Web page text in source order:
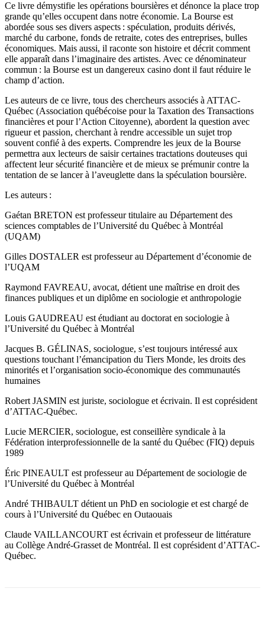
Ce livre démystifie les opérations boursières et dénonce la place trop
grande qu’elles occupent dans notre économie. La Bourse est
abordée sous ses divers aspects : spéculation, produits dérivés,
marché du carbone, fonds de retraite, cotes des entreprises, bulles
économiques. Mais aussi, il raconte son histoire et décrit comment
elle apparaît dans l’imaginaire des artistes. Avec ce dénominateur
commun : la Bourse est un dangereux casino dont il faut réduire le
champ d’action.
Les auteurs de ce livre, tous des chercheurs associés à ATTAC-
Québec (Association québécoise pour la Taxation des Transactions
financières et pour l’Action Citoyenne), abordent la question avec
rigueur et passion, cherchant à rendre accessible un sujet trop
souvent confié à des experts. Comprendre les jeux de la Bourse
permettra aux lecteurs de saisir certaines tractations douteuses qui
affectent leur sécurité financière et de mieux se prémunir contre la
tentation de se lancer à l’aveuglette dans la spéculation boursière.
Les auteurs :
Gaétan BRETON est professeur titulaire au Département des
sciences comptables de l’Université du Québec à Montréal
(UQAM)
Gilles DOSTALER est professeur au Département d’économie de
l’UQAM
Raymond FAVREAU, avocat, détient une maîtrise en droit des
finances publiques et un diplôme en sociologie et anthropologie
Louis GAUDREAU est étudiant au doctorat en sociologie à
l’Université du Québec à Montréal
Jacques B. GÉLINAS, sociologue, s’est toujours intéressé aux
questions touchant l’émancipation du Tiers Monde, les droits des
minorités et l’organisation socio-économique des communautés
humaines
Robert JASMIN est juriste, sociologue et écrivain. Il est coprésident
d’ATTAC-Québec.
Lucie MERCIER, sociologue, est conseillère syndicale à la
Fédération interprofessionnelle de la santé du Québec (FIQ) depuis
1989
Éric PINEAULT est professeur au Département de sociologie de
l’Université du Québec à Montréal
André THIBAULT détient un PhD en sociologie et est chargé de
cours à l’Université du Québec en Outaouais
Claude VAILLANCOURT est écrivain et professeur de littérature
au Collège André-Grasset de Montréal. Il est coprésident d’ATTAC-
Québec.